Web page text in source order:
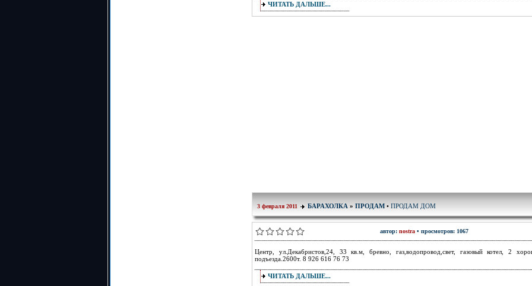
ЧИТАТЬ ДАЛЬШЕ...
3 февраля 2011 БАРАХОЛКА » ПРОДАМ • ПРОДАМ ДОМ
автор: nostra• просмотров: 1067
Центр, ул.Декабристов,24, 33 кв.м, бревно, газ,водопровод,свет, газовый котел, 2
подъезда.2600т. 8 926 616 76 73
ЧИТАТЬ ДАЛЬШЕ...